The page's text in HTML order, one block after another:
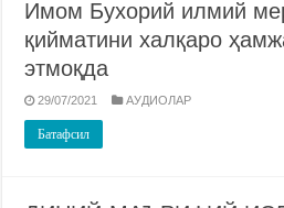
Имом Бухорий илмий
қийматини халқаро
этмоқда
29/07/2021 АУДИОЛАР
Батафсил